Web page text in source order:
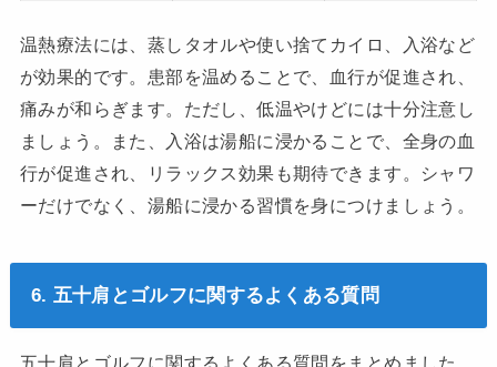
温熱療法には、蒸しタオルや使い捨てカイロ、入浴など
が効果的です。患部を温めることで、血行が促進され、
痛みが和らぎます。ただし、低温やけどには十分注意し
ましょう。また、入浴は湯船に浸かることで、全身の血
行が促進され、リラックス効果も期待できます。シャワ
ーだけでなく、湯船に浸かる習慣を身につけましょう。
6. 五十肩とゴルフに関するよくある質問
五十肩とゴルフに関するよくある質問をまとめました。